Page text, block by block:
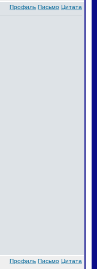
Профиль Письмо Цитата
Профиль Письмо Цитата